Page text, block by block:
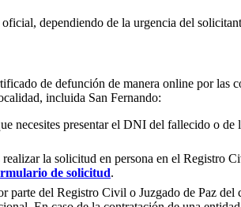
dependiendo de la urgencia del
de defunción de manera online por
incluida San Fernando:
necesites presentar el DNI del fallecido o
realizar la solicitud en persona en el Registro
de solicitud.
parte del Registro Civil o Juzgado de Paz